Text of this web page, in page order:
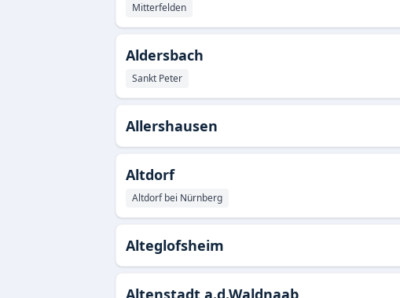
Mitterfelden
Aldersbach
Sankt Peter
Allershausen
Altdorf
Altdorf bei Nürnberg
Alteglofsheim
Altenstadt a.d.Waldnaab